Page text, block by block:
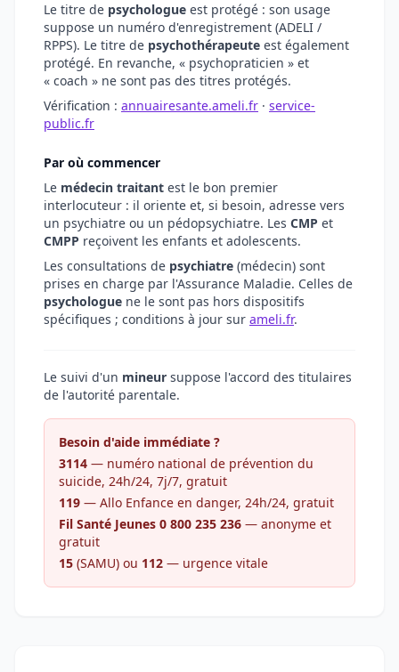
Le titre de psychologue est protégé : son usage
suppose un numéro d'enregistrement (ADELI /
RPPS). Le titre de psychothérapeute est également
protégé. En revanche, « psychopraticien » et
« coach » ne sont pas des titres protégés.
Vérification : annuairesante.ameli.fr · service-
public.fr
Par où commencer
Le médecin traitant est le bon premier
interlocuteur : il oriente et, si besoin, adresse vers
un psychiatre ou un pédopsychiatre. Les CMP et
CMPP reçoivent les enfants et adolescents.
Les consultations de psychiatre (médecin) sont
prises en charge par l'Assurance Maladie. Celles de
psychologue ne le sont pas hors dispositifs
spécifiques ; conditions à jour sur ameli.fr.
Le suivi d'un mineur suppose l'accord des titulaires
de l'autorité parentale.
Besoin d'aide immédiate ?
3114 — numéro national de prévention du
suicide, 24h/24, 7j/7, gratuit
119 — Allo Enfance en danger, 24h/24, gratuit
Fil Santé Jeunes 0 800 235 236 — anonyme et
gratuit
15 (SAMU) ou 112 — urgence vitale